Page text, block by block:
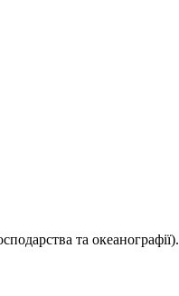
та океанографії).